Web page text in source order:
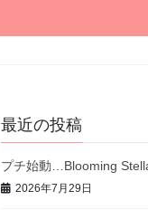
最近の投稿
プチ始動…Blooming
2026年7月29日